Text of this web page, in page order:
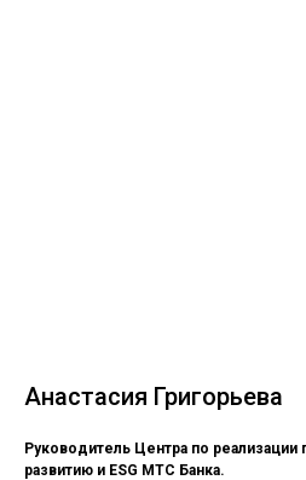
Анастасия Григорьева
Руководитель Центра по
развитию и ESG МТС Банка.